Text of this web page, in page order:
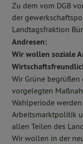
Zu dem vom DGB
der
Landtagsfraktion
Andresen:
Wir wollen soziale
Wir Grüne
vorgelegten
Wahlperiode
Arbeitsmarktpolitik
allen Teilen des
Wir wollen in der